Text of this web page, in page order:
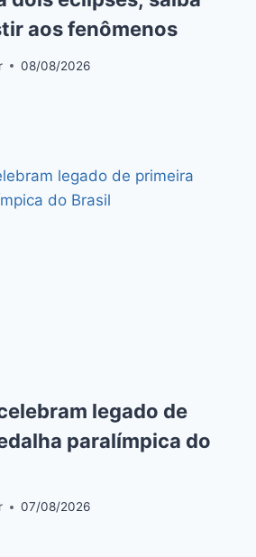
aos fenômenos
08/08/2026
legado de
paralímpica do
07/08/2026